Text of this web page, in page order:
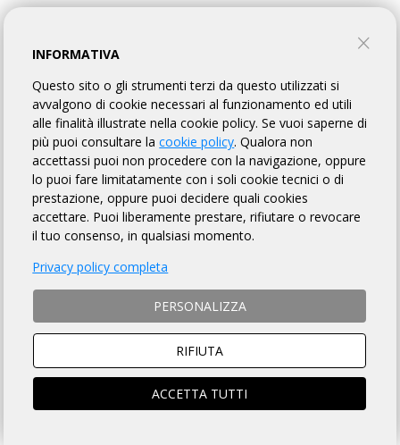
MODALITÀ DI ISCRIZIONE
MODALITÀ DI PAGAMENTO
NON si ACCETTANO ciclistinon tesserati
ISTRUZIONI PER ISCRIZIONI ONLINE
SOCIO ARI
ACCEDI e si aprirà la scheda
iscrizione compilata
brevetto
ISCRIZIONI CHIUSE
INFORMATIVA
Questo sito o gli strumenti terzi da questo utilizzati si
avvalgono di cookie necessari al funzionamento ed utili
alle finalità illustrate nella cookie policy. Se vuoi saperne di
più puoi consultare lacookie policy. Qualora non
accettassi puoi non procedere con la navigazione, oppure
lo puoi fare limitatamente con i soli cookie tecnici o di
prestazione, oppure puoi decidere quali cookies
accettare. Puoi liberamente prestare, rifiutare o revocare
il tuo consenso, in qualsiasi momento.
Privacy policy completa
PERSONALIZZA
RIFIUTA
ACCETTA TUTTI